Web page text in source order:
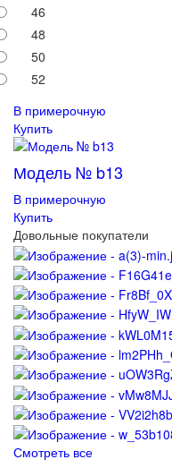
46
48
50
52
В примерочную
Купить
Модель № b13
В примерочную
Купить
Довольные покупатели
Смотреть все